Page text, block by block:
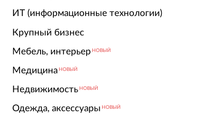
ИТ (информационные технологии)
Крупный бизнес
Мебель, интерьер НОВЫЙ
Медицина НОВЫЙ
Недвижимость НОВЫЙ
Одежда, аксессуары НОВЫЙ